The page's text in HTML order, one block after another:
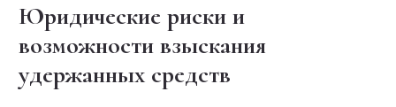
Юридические риски и
возможности взыскания
удержанных средств